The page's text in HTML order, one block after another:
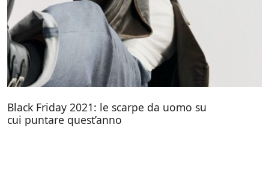
Black Friday 2021: le scarpe da uomo su
cui puntare quest’anno